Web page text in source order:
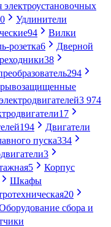
электроустановочных
Удлинители
94
Вилки
розетка6
Дверной
38
294
3 974
17
194
Двигатели
пуска334
3
5
Корпус
Шкафы
20
сбора и